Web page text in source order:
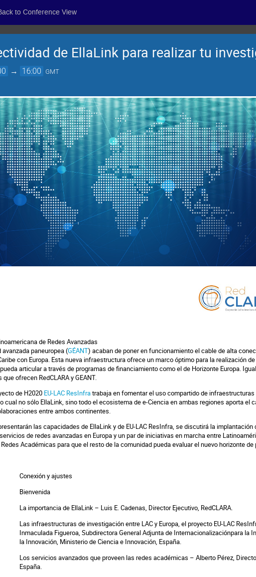
to Conference View
de EllaLink para realizar tu
→ 16:00 GMT
de Redes Avanzadas
avanzada paneuropea (GÉANT) acaban de poner en funcionamiento el cable de alta
con Europa. Esta nueva infraestructura ofrece un marco óptimo para la realización
articular a través de programas de financiamiento como el de Horizonte Europa.
ofrecen RedCLARA y GEANT.
de H2020 EU-LAC ResInfratrabaja en fomentar el uso compartido de
cual no sólo EllaLink, sino todo el ecosistema de e-Ciencia en ambas regiones aporta el
entre ambos continentes.
las capacidades de EllaLink y de EU-LAC ResInfra, se discutirá la
de redes avanzadas en Europa y un par de iniciativas en marcha entre
Académicas para que el resto de la comunidad pueda evaluar el nuevo horizonte
Conexión y ajustes
Bienvenida
La importancia de EllaLink – Luis E. Cadenas, Director Ejecutivo, RedCLARA.
Las infraestructuras de investigación entre LAC y Europa, el proyecto EU-LAC
Inmaculada Figueroa, Subdirectora General Adjunta de Internacionalizaciónpara la
la Innovación, Ministerio de Ciencia e Innovación, España.
Los servicios avanzados que proveen las redes académicas – Alberto Pérez,
España.